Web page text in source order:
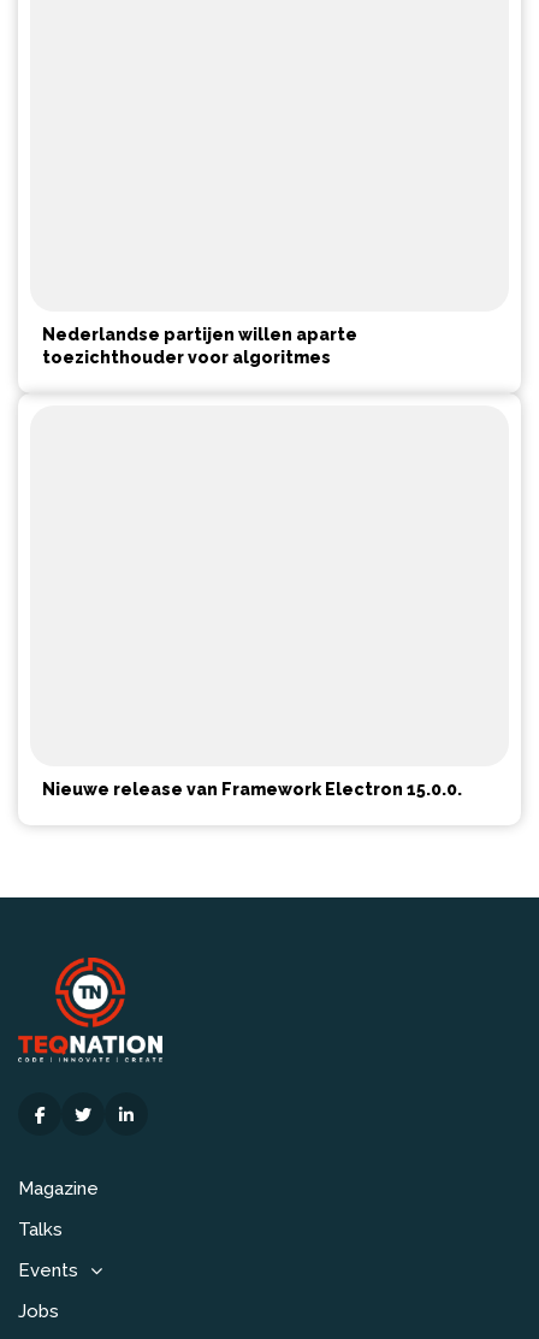
Nederlandse partijen willen aparte
toezichthouder voor algoritmes
Nieuwe release van Framework Electron 15.0.0.
Magazine
Talks
Events
Jobs